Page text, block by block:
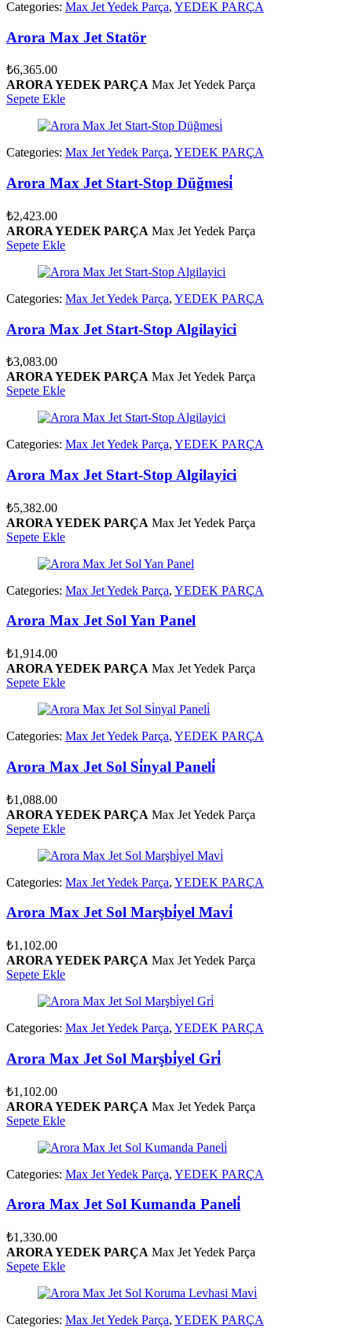
Categories: Max Jet Yedek Parça, YEDEK PARÇA
Arora Max Jet Statör
₺6,365.00
ARORA YEDEK PARÇA Max Jet Yedek Parça
Sepete Ekle
Categories: Max Jet Yedek Parça, YEDEK PARÇA
Arora Max Jet Start-Stop Düğmesi̇
₺2,423.00
ARORA YEDEK PARÇA Max Jet Yedek Parça
Sepete Ekle
Categories: Max Jet Yedek Parça, YEDEK PARÇA
Arora Max Jet Start-Stop Algilayici
₺3,083.00
ARORA YEDEK PARÇA Max Jet Yedek Parça
Sepete Ekle
Categories: Max Jet Yedek Parça, YEDEK PARÇA
Arora Max Jet Start-Stop Algilayici
₺5,382.00
ARORA YEDEK PARÇA Max Jet Yedek Parça
Sepete Ekle
Categories: Max Jet Yedek Parça, YEDEK PARÇA
Arora Max Jet Sol Yan Panel
₺1,914.00
ARORA YEDEK PARÇA Max Jet Yedek Parça
Sepete Ekle
Categories: Max Jet Yedek Parça, YEDEK PARÇA
Arora Max Jet Sol Si̇nyal Paneli̇
₺1,088.00
ARORA YEDEK PARÇA Max Jet Yedek Parça
Sepete Ekle
Categories: Max Jet Yedek Parça, YEDEK PARÇA
Arora Max Jet Sol Marşbi̇yel Mavi̇
₺1,102.00
ARORA YEDEK PARÇA Max Jet Yedek Parça
Sepete Ekle
Categories: Max Jet Yedek Parça, YEDEK PARÇA
Arora Max Jet Sol Marşbi̇yel Gri̇
₺1,102.00
ARORA YEDEK PARÇA Max Jet Yedek Parça
Sepete Ekle
Categories: Max Jet Yedek Parça, YEDEK PARÇA
Arora Max Jet Sol Kumanda Paneli̇
₺1,330.00
ARORA YEDEK PARÇA Max Jet Yedek Parça
Sepete Ekle
Categories: Max Jet Yedek Parça, YEDEK PARÇA